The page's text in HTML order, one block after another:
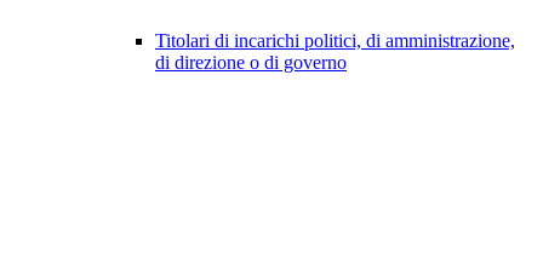
Titolari di incarichi politici, di amministrazione,
di direzione o di governo